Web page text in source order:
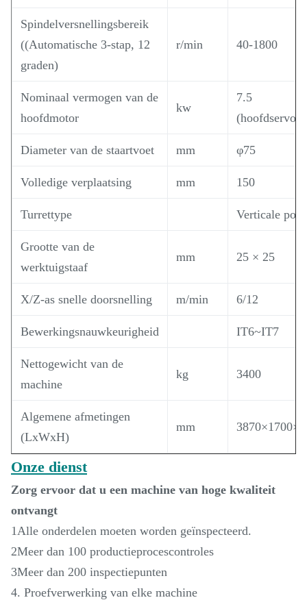
Spindelversnellingsbereik
((Automatische 3-stap, 12
graden)
r/min 40-1800
Nominaal vermogen van de
hoofdmotor
kw
7.5
Diameter van de staartvoet mm φ75
Volledige verplaatsing mm 150
Turrettype Verticale
Grootte van de
werktuigstaaf
mm 25 × 25
X/Z-as snelle doorsnelling m/min 6/12
Bewerkingsnauwkeurigheid IT6~IT7
Nettogewicht van de
machine
kg 3400
Algemene afmetingen
(LxWxH)
mm
Onze dienst
Zorg ervoor dat u een machine van hoge kwaliteit
ontvangt
1Alle onderdelen moeten worden geïnspecteerd.
2Meer dan 100 productieprocescontroles
3Meer dan 200 inspectiepunten
4. Proefverwerking van elke machine